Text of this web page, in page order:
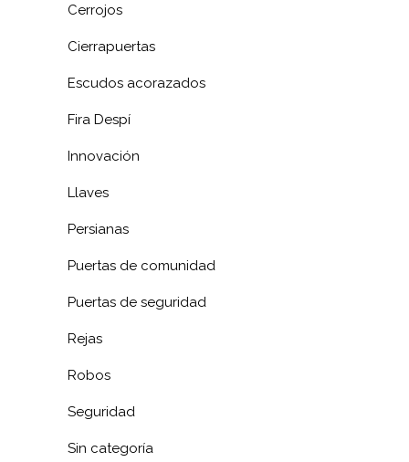
Cerrojos
Cierrapuertas
Escudos acorazados
Fira Despí
Innovación
Llaves
Persianas
Puertas de comunidad
Puertas de seguridad
Rejas
Robos
Seguridad
Sin categoría